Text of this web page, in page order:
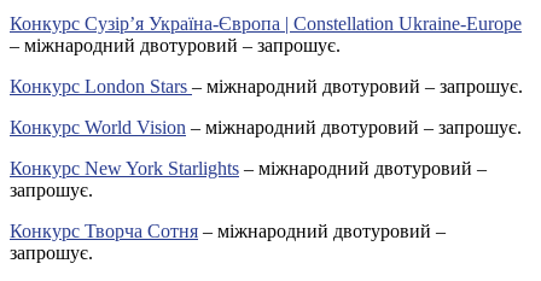
Конкурс Сузір’я Україна-Європа | Constellation Ukraine-Europe
– міжнародний двотуровий – запрошує.
Конкурс London Stars – міжнародний двотуровий – запрошує.
Конкурс World Vision – міжнародний двотуровий – запрошує.
Конкурс New York Starlights – міжнародний двотуровий –
запрошує.
Конкурс Творча Сотня – міжнародний двотуровий –
запрошує.